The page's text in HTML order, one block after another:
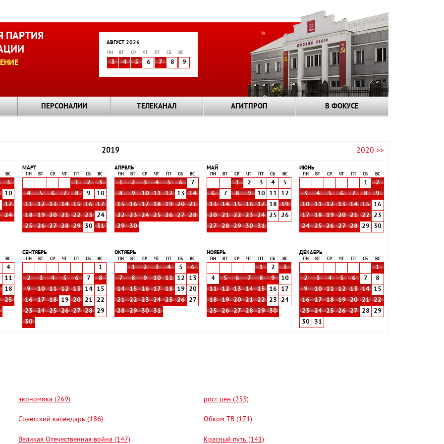
ПАРТИЯ
АВГУСТ 2026
ПН ВТ СР ЧТ СБ ВС
3 4 5 6 7 8 9
ПЕРСОНАЛИИ ТЕЛЕКАНАЛ АГИТПРОП В ФОКУСЕ
2019 2020 >>
ВС
3
10
17
24
МАРТ
ПН ВТ СР ЧТ СБ ВС
1 2
3
4
5 6 7 8 9
10
11
12 13 14 15 16
17
18
19 20 21 22 23
24
25
26 27 28 29 30 31
АПРЕЛЬ
ПН ВТ СР ЧТ СБ ВС
1 2 3 4 5 6
7
8
9 10 11 12 13
14
15
16 17 18 19 20
21
22
23 24 25 26 27
28
29
30
МАЙ
ПН ВТ СР ЧТ СБ ВС
1 2 3 4
5
6
7 8 9 10 11
12
13
14 15 16 17 18
19
20
21 22 23 24 25
26
27
28 29 30 31
ИЮНЬ
ПН ВТ СР ЧТ СБ ВС
1
2
3
4 5 6 7 8
9
10
11 12 13 14 15
16
17
18 19 20 21 22
23
24
25 26 27 28 29 30
ВС
4
11
18
25
СЕНТЯБРЬ
ПН ВТ СР ЧТ СБ ВС
1
2
3 4 5 6 7
8
9
10 11 12 13 14
15
16
17 18 19 20 21
22
23
24 25 26 27 28
29
30
ОКТЯБРЬ
ПН ВТ СР ЧТ СБ ВС
1 2 3 4 5
6
7
8 9 10 11 12
13
14
15 16 17 18 19
20
21
22 23 24 25 26
27
28
29 30 31
НОЯБРЬ
ПН ВТ СР ЧТ СБ ВС
1 2
3
4
5 6 7 8 9
10
11
12 13 14 15 16
17
18
19 20 21 22 23
24
25
26 27 28 29 30
ДЕКАБРЬ
ПН ВТ СР ЧТ СБ ВС
1
2
3 4 5 6 7
8
9
10 11 12 13 14
15
16
17 18 19 20 21
22
23
24 25 26 27 28
29
30
31
экономика (269) рост цен (253)
Советский календарь (186) Обком-ТВ (171)
Великая Отечественная война (147) Красный путь (141)